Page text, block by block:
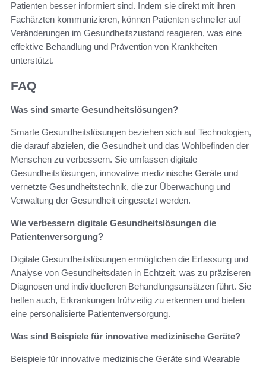
Patienten besser informiert sind. Indem sie direkt mit ihren
Fachärzten kommunizieren, können Patienten schneller auf
Veränderungen im Gesundheitszustand reagieren, was eine
effektive Behandlung und Prävention von Krankheiten
unterstützt.
FAQ
Was sind smarte Gesundheitslösungen?
Smarte Gesundheitslösungen beziehen sich auf Technologien,
die darauf abzielen, die Gesundheit und das Wohlbefinden der
Menschen zu verbessern. Sie umfassen digitale
Gesundheitslösungen, innovative medizinische Geräte und
vernetzte Gesundheitstechnik, die zur Überwachung und
Verwaltung der Gesundheit eingesetzt werden.
Wie verbessern digitale Gesundheitslösungen die
Patientenversorgung?
Digitale Gesundheitslösungen ermöglichen die Erfassung und
Analyse von Gesundheitsdaten in Echtzeit, was zu präziseren
Diagnosen und individuelleren Behandlungsansätzen führt. Sie
helfen auch, Erkrankungen frühzeitig zu erkennen und bieten
eine personalisierte Patientenversorgung.
Was sind Beispiele für innovative medizinische Geräte?
Beispiele für innovative medizinische Geräte sind Wearable